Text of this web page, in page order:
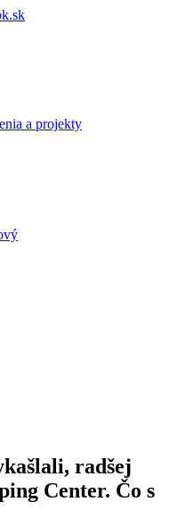
radšej
Center. Čo s